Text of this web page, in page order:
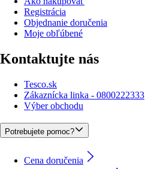
Registrácia
Objednanie doručenia
Moje obľúbené
Kontaktujte nás
Tesco.sk
Zákaznícka linka - 0800222333
Výber obchodu
Potrebujete pomoc?
Cena doručenia